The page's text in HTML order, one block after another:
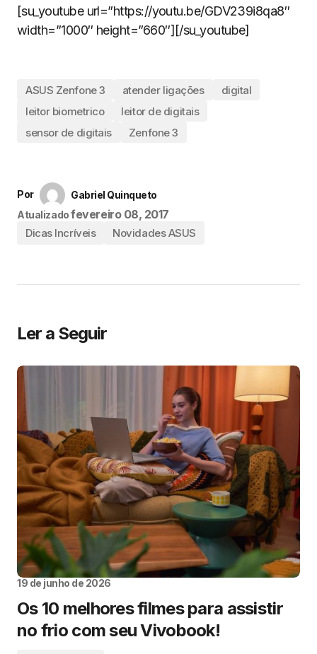
[su_youtube url=”https://youtu.be/GDV239i8qa8″
width=”1000″ height=”660″][/su_youtube]
ASUS Zenfone 3 atender ligações
digital
leitor biometrico
leitor de digitais
sensor de digitais
Zenfone 3
Por
Gabriel Quinqueto
Atualizado fevereiro 08, 2017
Dicas Incríveis Novidades ASUS
Ler a Seguir
19 de junho de 2026
Os 10 melhores filmes para assistir
no frio com seu Vivobook!